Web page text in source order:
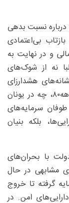
درباره نسبت بدهی
بی‌اعتمادی
و در نهایت به
نه از شوک‌های
هشدارزای
کوچک آغاز شده‌اند. چه در مکزیک نفت‌زده دهه۸۰، چه در یونان
با طوفان سرمایه‌های
بلکه بنیان
با بحران‌های
مشابهی در حال
گرفته تا خروج
امن. در